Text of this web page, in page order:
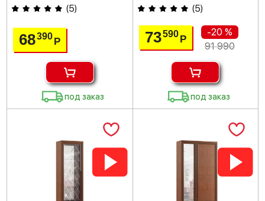
(5)
68390 Р
под заказ
(5)
73590 Р
-20 %
91 990
под заказ